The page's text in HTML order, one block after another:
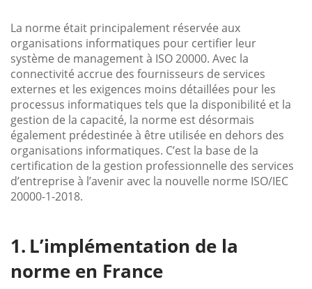
La norme était principalement réservée aux
organisations informatiques pour certifier leur
système de management à ISO 20000. Avec la
connectivité accrue des fournisseurs de services
externes et les exigences moins détaillées pour les
processus informatiques tels que la disponibilité et la
gestion de la capacité, la norme est désormais
également prédestinée à être utilisée en dehors des
organisations informatiques. C’est la base de la
certification de la gestion professionnelle des services
d’entreprise à l’avenir avec la nouvelle norme ISO/IEC
20000-1-2018.
L’implémentation de la
norme en France